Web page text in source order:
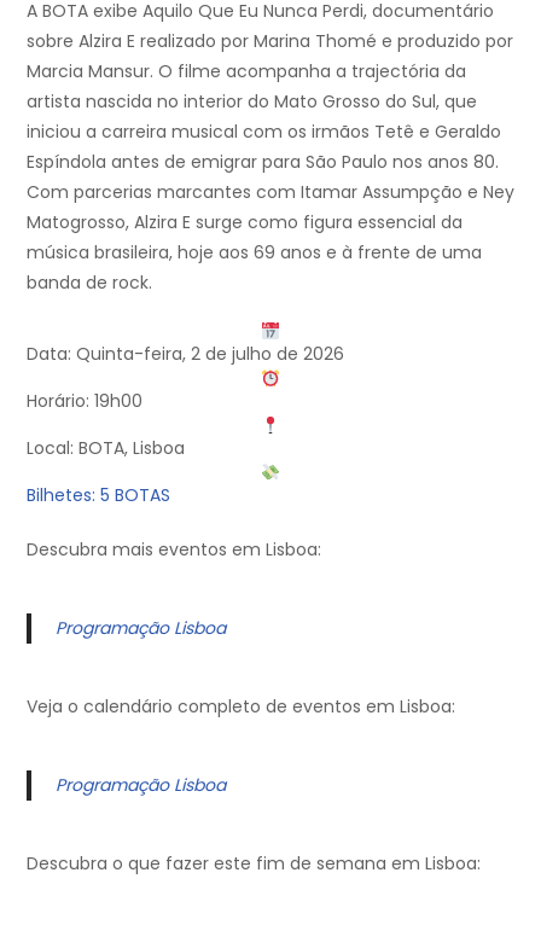
A BOTA exibe Aquilo Que Eu Nunca Perdi, documentário
sobre Alzira E realizado por Marina Thomé e produzido por
Marcia Mansur. O filme acompanha a trajectória da
artista nascida no interior do Mato Grosso do Sul, que
iniciou a carreira musical com os irmãos Tetê e Geraldo
Espíndola antes de emigrar para São Paulo nos anos 80.
Com parcerias marcantes com Itamar Assumpção e Ney
Matogrosso, Alzira E surge como figura essencial da
música brasileira, hoje aos 69 anos e à frente de uma
banda de rock.
Data: Quinta-feira, 2 de julho de 2026
Horário: 19h00
Local: BOTA, Lisboa
Bilhetes: 5 BOTAS
Descubra mais eventos em Lisboa:
Programação Lisboa
Veja o calendário completo de eventos em Lisboa:
Programação Lisboa
Descubra o que fazer este fim de semana em Lisboa: